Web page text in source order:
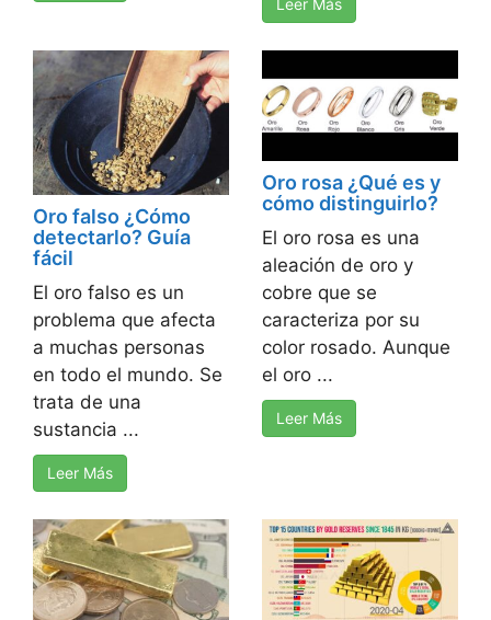
Leer Más
Oro falso ¿Cómo
detectarlo? Guía
fácil
El oro falso es un
problema que afecta
a muchas personas
en todo el mundo. Se
trata de una
sustancia ...
Leer Más
Oro rosa ¿Qué es y
cómo distinguirlo?
El oro rosa es una
aleación de oro y
cobre que se
caracteriza por su
color rosado. Aunque
el oro ...
Leer Más